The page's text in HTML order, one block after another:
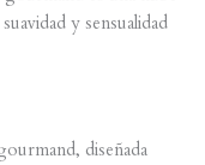
y sensualidad
diseñada